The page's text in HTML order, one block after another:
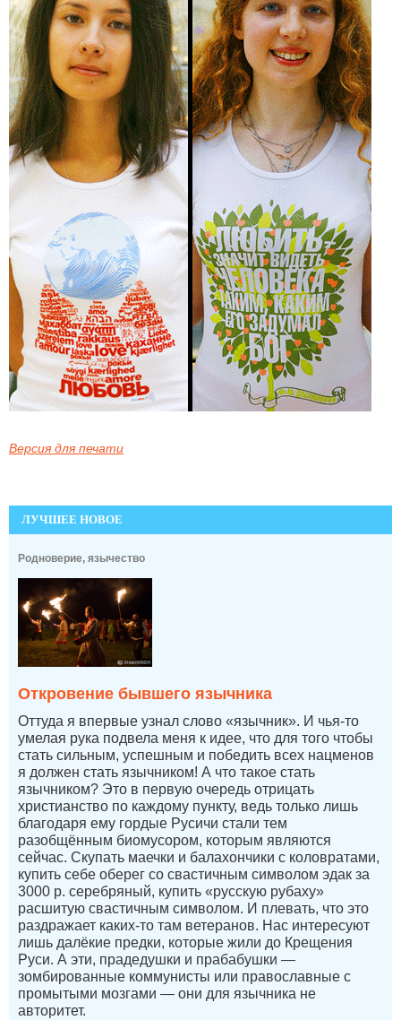
Версия для печати
ЛУЧШЕЕ НОВОЕ
Родноверие, язычество
Откровение бывшего язычника
Оттуда я впервые узнал слово «язычник». И чья-то
умелая рука подвела меня к идее, что для того чтобы
стать сильным, успешным и победить всех нацменов
я должен стать язычником! А что такое стать
язычником? Это в первую очередь отрицать
христианство по каждому пункту, ведь только лишь
благодаря ему гордые Русичи стали тем
разобщённым биомусором, которым являются
сейчас. Скупать маечки и балахончики с коловратами,
купить себе оберег со свастичным символом эдак за
3000 р. серебряный, купить «русскую рубаху»
расшитую свастичным символом. И плевать, что это
раздражает каких-то там ветеранов. Нас интересуют
лишь далёкие предки, которые жили до Крещения
Руси. А эти, прадедушки и прабабушки —
зомбированные коммунисты или православные с
промытыми мозгами — они для язычника не
авторитет.